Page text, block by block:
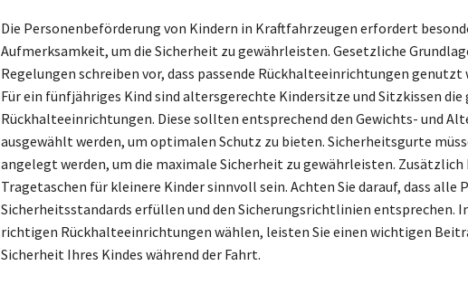
Die Personenbeförderung von Kindern in Kraftfahrzeugen erfordert
Aufmerksamkeit, um die Sicherheit zu gewährleisten. Gesetzliche
Regelungen schreiben vor, dass passende Rückhalteeinrichtungen genutzt
Für ein fünfjähriges Kind sind altersgerechte Kindersitze und Sitzkissen die
Rückhalteeinrichtungen. Diese sollten entsprechend den Gewichts- und
ausgewählt werden, um optimalen Schutz zu bieten. Sicherheitsgurte
angelegt werden, um die maximale Sicherheit zu gewährleisten. Zusätzlich
Tragetaschen für kleinere Kinder sinnvoll sein. Achten Sie darauf, dass alle
Sicherheitsstandards erfüllen und den Sicherungsrichtlinien entsprechen.
richtigen Rückhalteeinrichtungen wählen, leisten Sie einen wichtigen
Sicherheit Ihres Kindes während der Fahrt.